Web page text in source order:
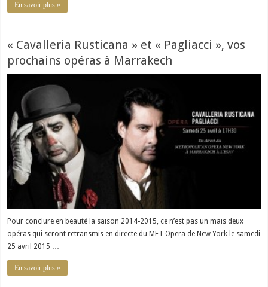
En savoir plus »
« Cavalleria Rusticana » et « Pagliacci », vos
prochains opéras à Marrakech
Pour conclure en beauté la saison 2014-2015, ce n’est pas un mais deux
opéras qui seront retransmis en directe du MET Opera de New York le samedi
25 avril 2015 …
En savoir plus »